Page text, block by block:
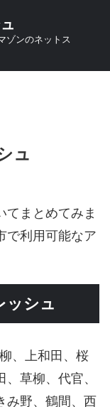
ゾンのネットス
ュ
てまとめてみま
で利用可能なア
ッシュ
、上和田、桜
草柳、代官、
み野、鶴間、西